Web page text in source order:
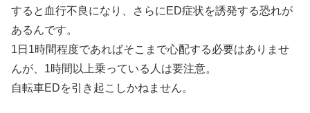
すると血行不良になり、さらにED症状を誘発する恐れが
あるんです。
1日1時間程度であればそこまで心配する必要はありませ
んが、1時間以上乗っている人は要注意。
自転車EDを引き起こしかねません。